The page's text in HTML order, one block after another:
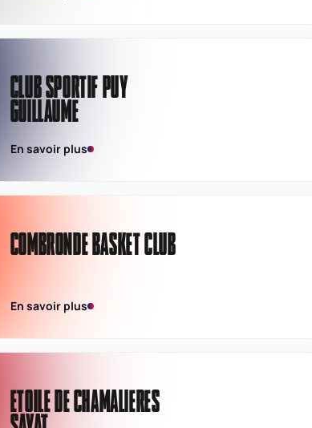
CLUB SPORTIF PUY
GUILLAUME
En savoir plus
COMBRONDE BASKET CLUB
En savoir plus
ETOILE DE CHAMALIERES